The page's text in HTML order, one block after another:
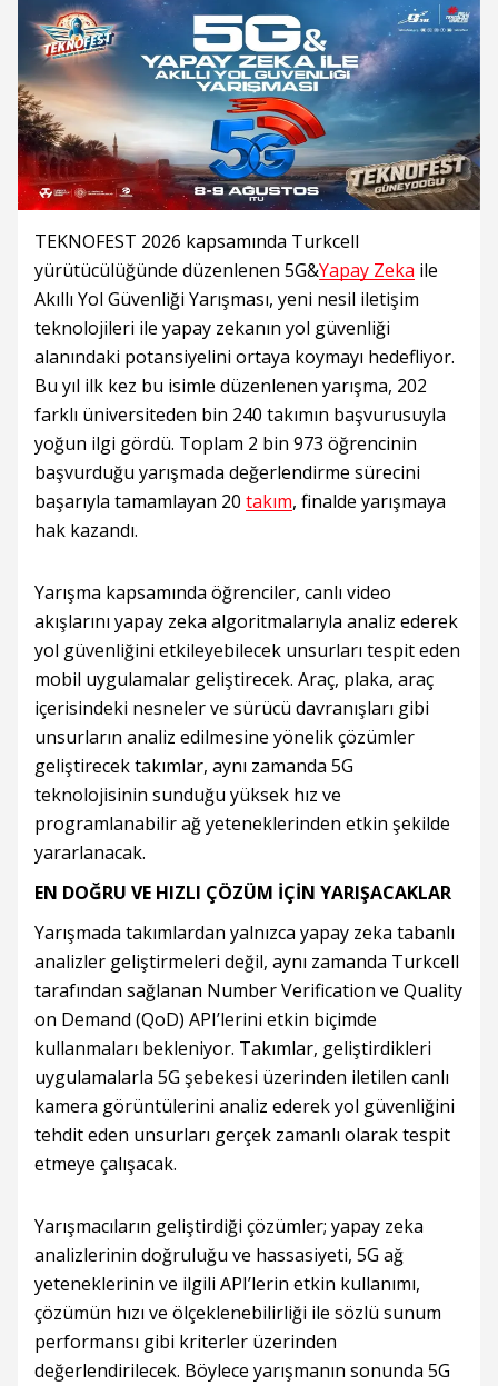
TEKNOFEST 2026 kapsamında Turkcell
yürütücülüğünde düzenlenen 5G&Yapay Zeka ile
Akıllı Yol Güvenliği Yarışması, yeni nesil iletişim
teknolojileri ile yapay zekanın yol güvenliği
alanındaki potansiyelini ortaya koymayı hedefliyor.
Bu yıl ilk kez bu isimle düzenlenen yarışma, 202
farklı üniversiteden bin 240 takımın başvurusuyla
yoğun ilgi gördü. Toplam 2 bin 973 öğrencinin
başvurduğu yarışmada değerlendirme sürecini
başarıyla tamamlayan 20 takım, finalde yarışmaya
hak kazandı.
Yarışma kapsamında öğrenciler, canlı video
akışlarını yapay zeka algoritmalarıyla analiz ederek
yol güvenliğini etkileyebilecek unsurları tespit eden
mobil uygulamalar geliştirecek. Araç, plaka, araç
içerisindeki nesneler ve sürücü davranışları gibi
unsurların analiz edilmesine yönelik çözümler
geliştirecek takımlar, aynı zamanda 5G
teknolojisinin sunduğu yüksek hız ve
programlanabilir ağ yeteneklerinden etkin şekilde
yararlanacak.
EN DOĞRU VE HIZLI ÇÖZÜM İÇİN YARIŞACAKLAR
Yarışmada takımlardan yalnızca yapay zeka tabanlı
analizler geliştirmeleri değil, aynı zamanda Turkcell
tarafından sağlanan Number Verification ve Quality
on Demand (QoD) API’lerini etkin biçimde
kullanmaları bekleniyor. Takımlar, geliştirdikleri
uygulamalarla 5G şebekesi üzerinden iletilen canlı
kamera görüntülerini analiz ederek yol güvenliğini
tehdit eden unsurları gerçek zamanlı olarak tespit
etmeye çalışacak.
Yarışmacıların geliştirdiği çözümler; yapay zeka
analizlerinin doğruluğu ve hassasiyeti, 5G ağ
yeteneklerinin ve ilgili API’lerin etkin kullanımı,
çözümün hızı ve ölçeklenebilirliği ile sözlü sunum
performansı gibi kriterler üzerinden
değerlendirilecek. Böylece yarışmanın sonunda 5G